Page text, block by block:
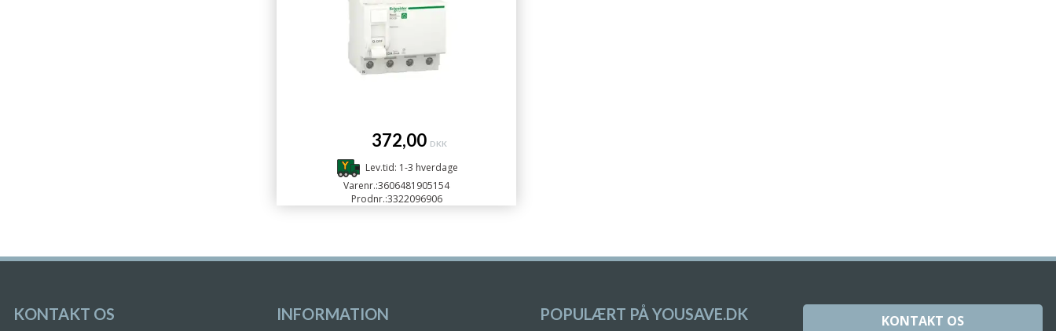
372,00 DKK
Lev.tid: 1-3 hverdage
Varenr.:3606481905154
Prodnr.:3322096906
KONTAKT OS INFORMATION POPULÆRT PÅ YOUSAVE.DK KONTAKT OS